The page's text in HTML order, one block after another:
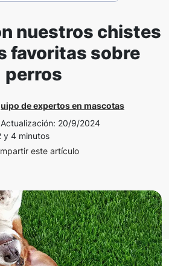
nuestros chistes
favoritas sobre
perros
de expertos en mascotas
: 20/9/2024
y 4 minutos
este artículo